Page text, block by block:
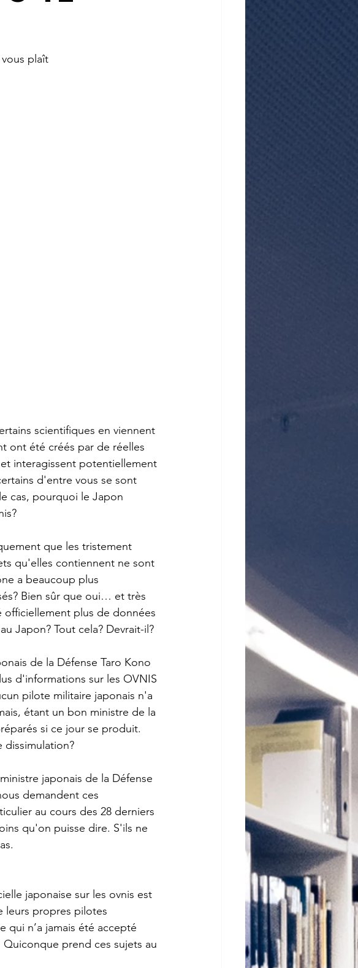
Bourdais
plaît
scientifiques en viennent
ont été créés par de réelles
interagissent potentiellement
d'entre vous se sont
cas, pourquoi le Japon
que les tristement
qu'elles contiennent ne sont
a beaucoup plus
Bien sûr que oui… et très
plus de données
Japon? Tout cela? Devrait-il?
de la Défense Taro Kono
d'informations sur les OVNIS
pilote militaire japonais n'a
étant un bon ministre de la
si ce jour se produit.
japonais de la Défense
demandent ces
au cours des 28 derniers
qu'on puisse dire. S'ils ne
japonaise sur les ovnis est
leurs propres pilotes
qui n’a jamais été accepté
prend ces sujets au